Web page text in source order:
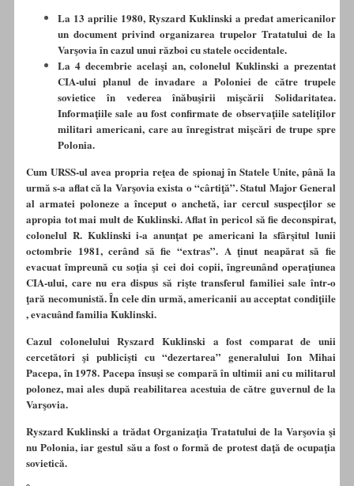
La 13 aprilie 1980, Ryszard Kuklinski a predat americanilor
un document privind organizarea trupelor Tratatului de la
Varşovia în cazul unui război cu statele occidentale.
La 4 decembrie acelaşi an, colonelul Kuklinski a prezentat
CIA-ului planul de invadare a Poloniei de către trupele
sovietice în vederea înăbuşirii mişcării Solidaritatea.
Informaţiile sale au fost confirmate de observaţiile sateliţilor
militari americani, care au înregistrat mişcări de trupe spre
Polonia.
Cum URSS-ul avea propria reţea de spionaj în Statele Unite, până la
urmă s-a aflat că la Varşovia exista o “cârtiţă”. Statul Major General
al armatei poloneze a început o anchetă, iar cercul suspecţilor se
apropia tot mai mult de Kuklinski.Aflat în pericol să fie deconspirat,
colonelul R. Kuklinski i-a anunţat pe americani la sfârşitul lunii
octombrie 1981, cerând să fie “extras”. A ţinut neapărat să fie
evacuat împreună cu soţia şi cei doi copii, îngreunând operaţiunea
CIA-ului, care nu era dispus să rişte transferul familiei sale într-o
ţară necomunistă. În cele din urmă, americanii au acceptat condiţiile
, evacuând familia Kuklinski.
Cazul colonelului Ryszard Kuklinski a fost comparat de unii
cercetători şi publicişti cu “dezertarea” generalului Ion Mihai
Pacepa, în 1978. Pacepa însuşi se compară în ultimii ani cu militarul
polonez, mai ales după reabilitarea acestuia de către guvernul de la
Varşovia.
Ryszard Kuklinski a trădat Organizaţia Tratatului de la Varşovia şi
nu Polonia, iar gestul său a fost o formă de protest daţă de ocupaţia
sovietică.